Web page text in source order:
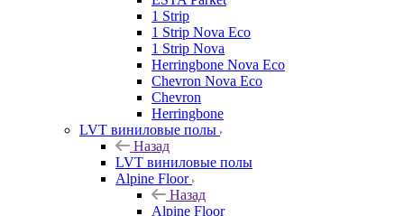
1 Strip
1 Strip Nova Eco
1 Strip Nova
Herringbone Nova Eco
Chevron Nova Eco
Chevron
Herringbone
LVT виниловые полы
Назад
LVT виниловые полы
Alpine Floor
Назад
Alpine Floor